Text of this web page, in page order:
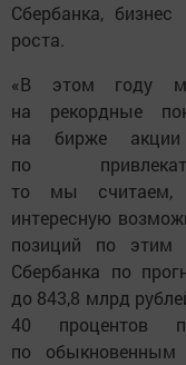
Сбербанка, бизнес
роста.
«В этом году
на рекордные
на бирже акции
по
то мы считаем,
интересную
позиций по
Сбербанка по
до 843,8 млрд
40 процентов
по обыкновенным